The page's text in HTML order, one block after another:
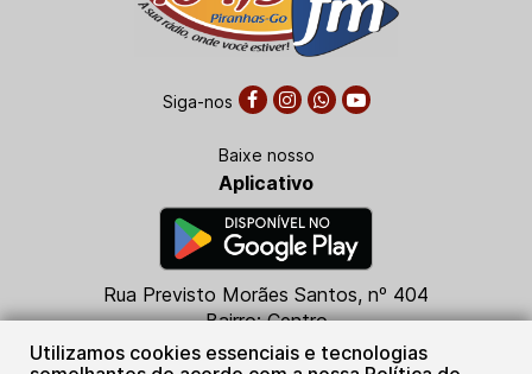
Utilizamos cookies essenciais e tecnologias
Rua Previsto Morães Santos, nº 404
Bairro: Centro
CEP: 76230-000
Siga-nos
Baixe nosso
Aplicativo